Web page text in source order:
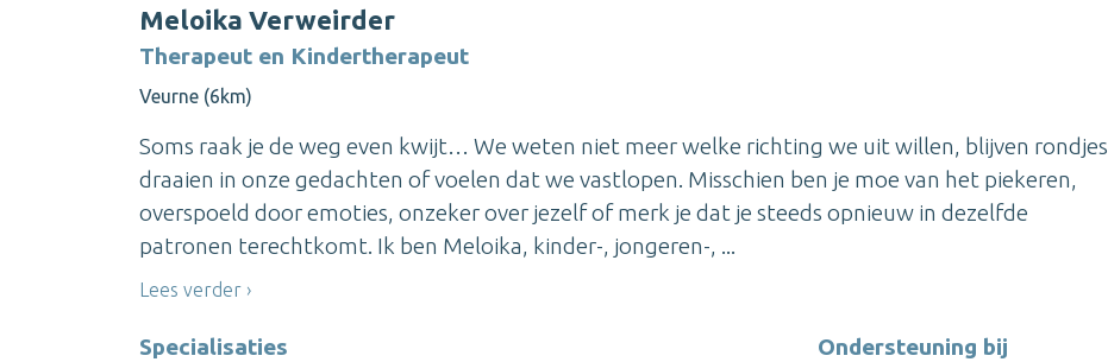
Meloika Verweirder
Therapeut en Kindertherapeut
Veurne (6km)
Soms raak je de weg even kwijt… We weten niet meer welke richting we uit willen, blijven rondjes
draaien in onze gedachten of voelen dat we vastlopen. Misschien ben je moe van het piekeren,
overspoeld door emoties, onzeker over jezelf of merk je dat je steeds opnieuw in dezelfde
patronen terechtkomt. Ik ben Meloika, kinder-, jongeren-, ...
Lees verder
Specialisaties Ondersteuning bij